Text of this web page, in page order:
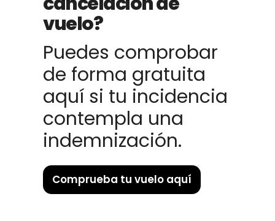
vuelo?
Puedes comprobar
de forma gratuita
aquí si tu incidencia
contempla una
indemnización.
Comprueba tu vuelo aquí